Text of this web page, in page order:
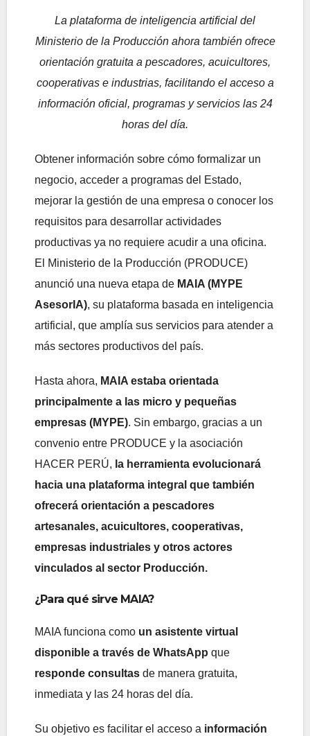
La plataforma de inteligencia artificial del
Ministerio de la Producción ahora también ofrece
orientación gratuita a pescadores, acuicultores,
cooperativas e industrias, facilitando el acceso a
información oficial, programas y servicios las 24
horas del día.
Obtener información sobre cómo formalizar un
negocio, acceder a programas del Estado,
mejorar la gestión de una empresa o conocer los
requisitos para desarrollar actividades
productivas ya no requiere acudir a una oficina.
El Ministerio de la Producción (PRODUCE)
anunció una nueva etapa de MAIA (MYPE
AsesorIA), su plataforma basada en inteligencia
artificial, que amplía sus servicios para atender a
más sectores productivos del país.
Hasta ahora, MAIA estaba orientada
principalmente a las micro y pequeñas
empresas (MYPE). Sin embargo, gracias a un
convenio entre PRODUCE y la asociación
HACER PERÚ, la herramienta evolucionará
hacia una plataforma integral que también
ofrecerá orientación a pescadores
artesanales, acuicultores, cooperativas,
empresas industriales y otros actores
vinculados al sector Producción.
¿Para qué sirve MAIA?
MAIA funciona como un asistente virtual
disponible a través de WhatsApp que
responde consultas de manera gratuita,
inmediata y las 24 horas del día.
Su objetivo es facilitar el acceso a información